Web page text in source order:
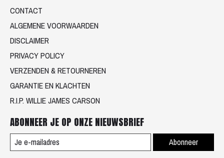
CONTACT
ALGEMENE VOORWAARDEN
DISCLAIMER
PRIVACY POLICY
VERZENDEN & RETOURNEREN
GARANTIE EN KLACHTEN
R.I.P. WILLIE JAMES CARSON
ABONNEER JE OP ONZE NIEUWSBRIEF
Abonneer